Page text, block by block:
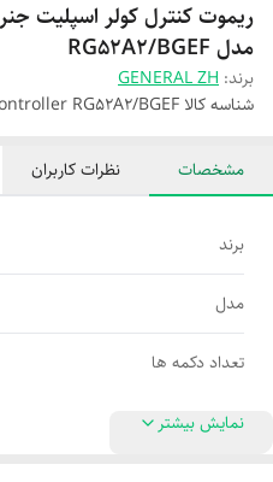
مدل RG52A2/BGEF
برند: GENERAL ZH
شناسه کالا RG52A2/BGEF
مشخصات نظرات کاربران
برند
مدل
تعداد دکمه ها
نمایش بیشتر